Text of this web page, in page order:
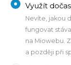
Využít
Nevíte, jakou
fungovat
na Miowebu.
a později při